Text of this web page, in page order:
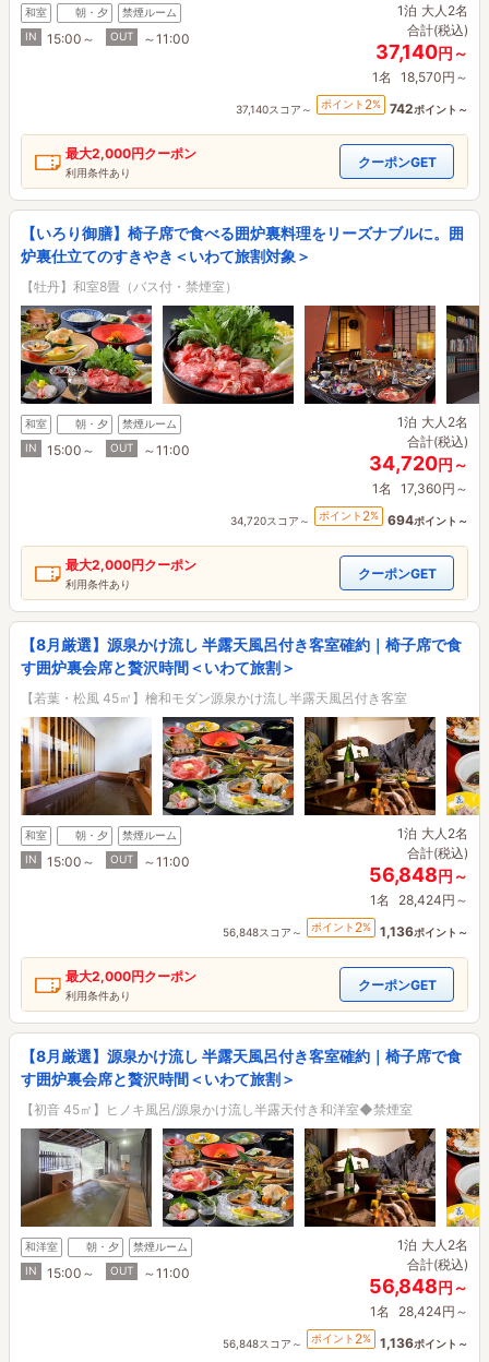
和室 朝・夕
禁煙ルーム
IN
15:00～ OUT ～11:00
1泊 大人2名
合計(税込)
37,140円～
1名 18,570円～
37,140スコア～ ポイント 2% 742ポイント～
最大2,000円クーポン
利用条件あり
クーポンGET
【いろり御膳】椅子席で食べる囲炉裏料理をリーズナブルに。囲
炉裏仕立てのすきやき＜いわて旅割対象＞
【牡丹】和室8畳（バス付・禁煙室）
和室 朝・夕
禁煙ルーム
IN
15:00～ OUT ～11:00
1泊 大人2名
合計(税込)
34,720円～
1名 17,360円～
34,720スコア～ ポイント 2% 694ポイント～
最大2,000円クーポン
利用条件あり
クーポンGET
【8月厳選】源泉かけ流し 半露天風呂付き客室確約｜椅子席で食
す囲炉裏会席と贅沢時間＜いわて旅割＞
【若葉・松風 45㎡】檜和モダン源泉かけ流し半露天風呂付き客室
和室 朝・夕
禁煙ルーム
IN
15:00～ OUT ～11:00
1泊 大人2名
合計(税込)
56,848円～
1名 28,424円～
56,848スコア～ ポイント 2% 1,136ポイント～
最大2,000円クーポン
利用条件あり
クーポンGET
【8月厳選】源泉かけ流し 半露天風呂付き客室確約｜椅子席で食
す囲炉裏会席と贅沢時間＜いわて旅割＞
【初音 45㎡】ヒノキ風呂/源泉かけ流し半露天付き和洋室◆禁煙室
和洋室 朝・夕
禁煙ルーム
IN
15:00～ OUT ～11:00
1泊 大人2名
合計(税込)
56,848円～
1名 28,424円～
56,848スコア～ ポイント 2% 1,136ポイント～